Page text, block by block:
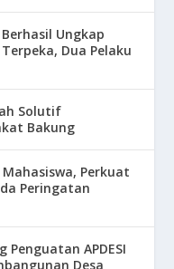
Ungkap
Dua Pelaku
Solutif
Bakung
Mahasiswa, Perkuat
Peringatan
Penguatan APDESI
Desa